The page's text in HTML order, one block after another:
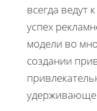
всегда ведут
успех
модели во
создании